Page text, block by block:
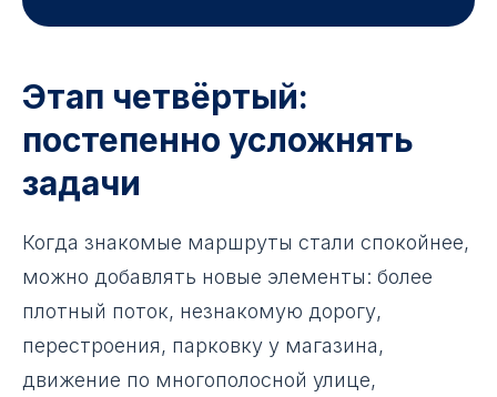
Этап четвёртый:
постепенно усложнять
задачи
Когда знакомые маршруты стали спокойнее,
можно добавлять новые элементы: более
плотный поток, незнакомую дорогу,
перестроения, парковку у магазина,
движение по многополосной улице,